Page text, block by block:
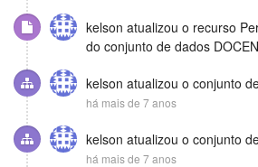
kelson atualizou o recurso
do conjunto de dados
kelson atualizou o conjunto
há mais de 7 anos
kelson atualizou o conjunto
há mais de 7 anos